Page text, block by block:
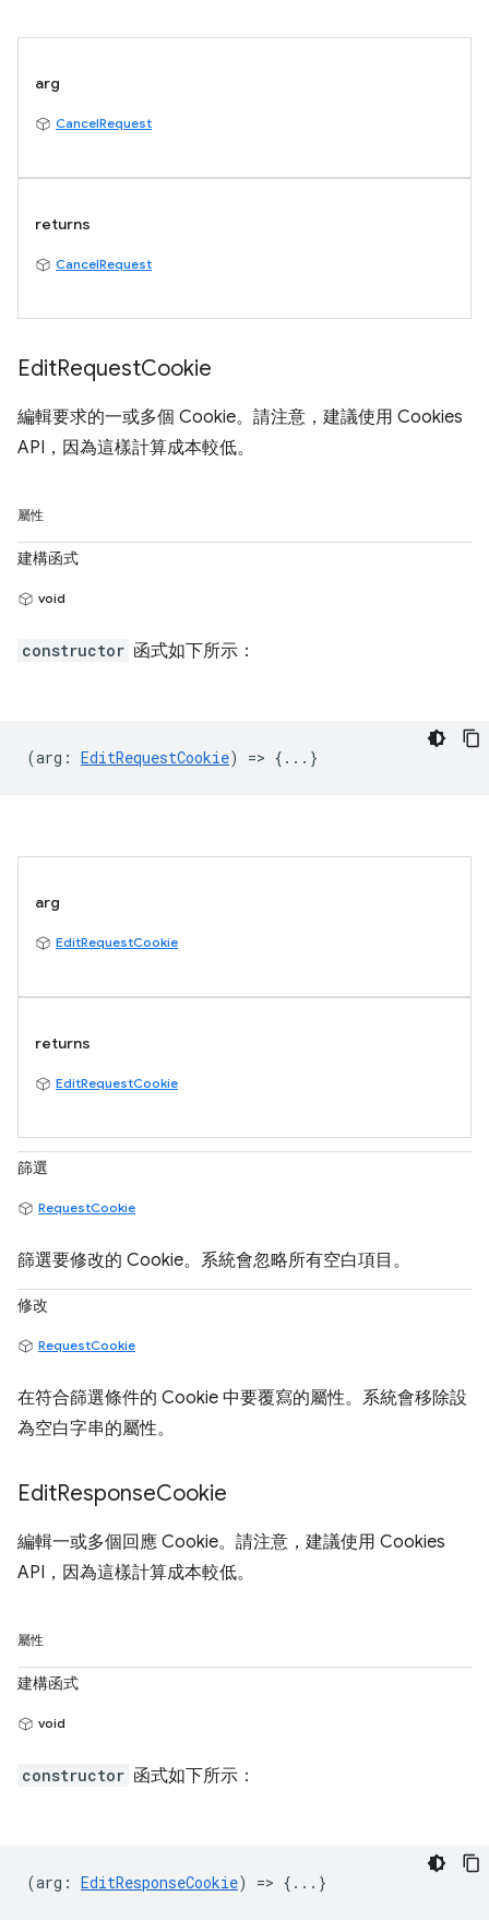
arg
CancelRequest
returns
CancelRequest
EditRequestCookie
編輯要求的一或多個 Cookie。請注意，建議使用 Cookies
API，因為這樣計算成本較低。
屬性
建構函式
void
constructor 函式如下所示：
(arg : EditRequestCookie) => {...}
arg
EditRequestCookie
returns
EditRequestCookie
篩選
RequestCookie
篩選要修改的 Cookie。系統會忽略所有空白項目。
修改
RequestCookie
在符合篩選條件的 Cookie 中要覆寫的屬性。系統會移除設
為空白字串的屬性。
EditResponseCookie
編輯一或多個回應 Cookie。請注意，建議使用 Cookies
API，因為這樣計算成本較低。
屬性
建構函式
void
constructor 函式如下所示：
(arg : EditResponseCookie) => {...}